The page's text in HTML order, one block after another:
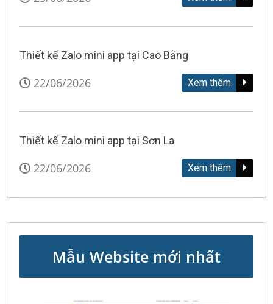
Thiết kế Zalo mini app tại Cao Bằng
22/06/2026 Xem thêm
Thiết kế Zalo mini app tại Sơn La
22/06/2026 Xem thêm
Mẫu Website mới nhất